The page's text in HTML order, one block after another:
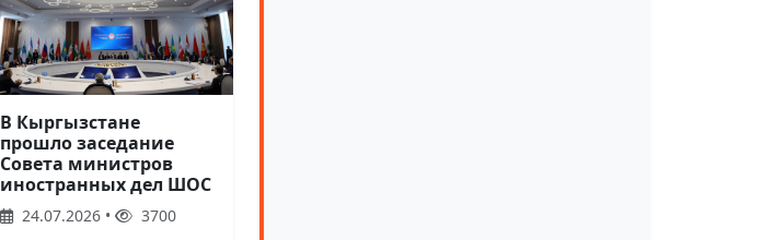
В Кыргызстане
прошло заседание
Совета министров
иностранных дел ШОС
24.07.2026 • 3700